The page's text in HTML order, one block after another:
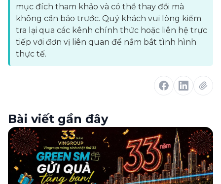
mục đích tham khảo và có thể thay đổi mà
không cần báo trước. Quý khách vui lòng kiểm
tra lại qua các kênh chính thức hoặc liên hệ trực
tiếp với đơn vị liên quan để nắm bắt tình hình
thực tế.
Bài viết gần đây